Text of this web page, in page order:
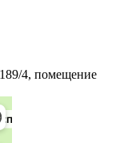
4, помещение